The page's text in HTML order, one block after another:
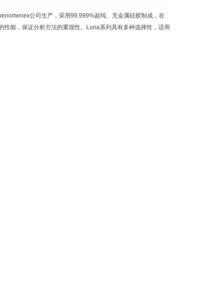
公司生产，采用99.999%超纯、无金属硅胶制成，在
性能，保证分析方法的重现性。 Luna系列具有多种选择性，适用